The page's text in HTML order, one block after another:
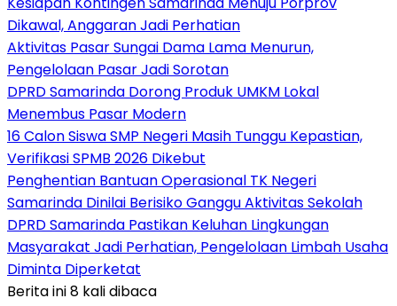
Dikawal, Anggaran Jadi Perhatian
Aktivitas Pasar Sungai Dama Lama Menurun,
Pengelolaan Pasar Jadi Sorotan
DPRD Samarinda Dorong Produk UMKM Lokal
Menembus Pasar Modern
16 Calon Siswa SMP Negeri Masih Tunggu Kepastian,
Verifikasi SPMB 2026 Dikebut
Penghentian Bantuan Operasional TK Negeri
Samarinda Dinilai Berisiko Ganggu Aktivitas Sekolah
DPRD Samarinda Pastikan Keluhan Lingkungan
Masyarakat Jadi Perhatian, Pengelolaan Limbah Usaha
Diminta Diperketat
Berita ini 8 kali dibaca